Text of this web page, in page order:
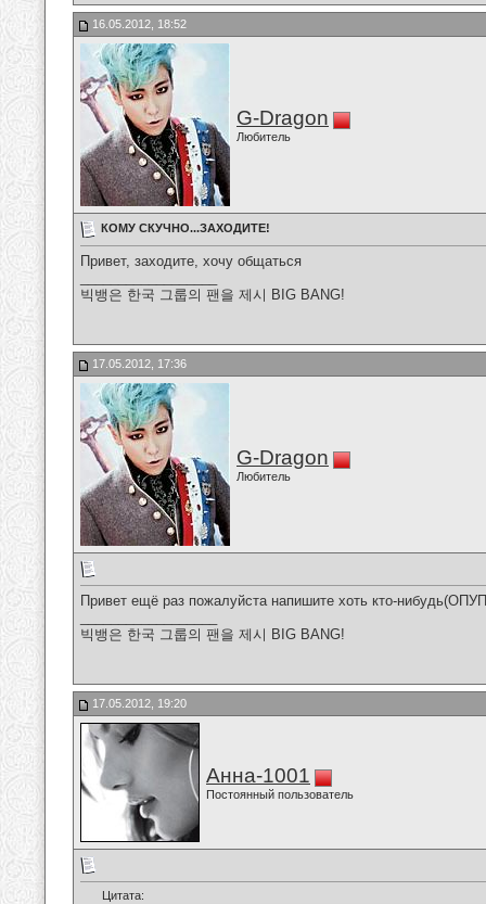
16.05.2012, 18:52
G-Dragon
Любитель
КОМУ СКУЧНО...ЗАХОДИТЕ!
Привет, заходите, хочу общаться
빅뱅은 한국 그룹의 팬을 제시 BIG BANG!
17.05.2012, 17:36
G-Dragon
Любитель
Привет ещё раз пожалуйста напишите хоть кто-
빅뱅은 한국 그룹의 팬을 제시 BIG BANG!
17.05.2012, 19:20
Анна-1001
Постоянный пользователь
Цитата: